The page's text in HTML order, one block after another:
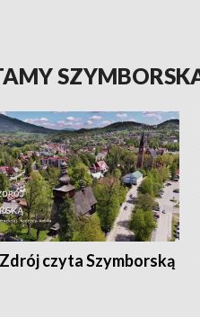
czyta Szymborską